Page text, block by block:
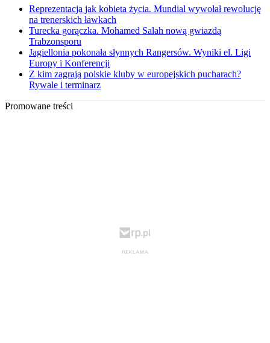
Reprezentacja jak kobieta życia. Mundial wywołał rewolucję
na trenerskich ławkach
Turecka gorączka. Mohamed Salah nową gwiazdą
Trabzonsporu
Jagiellonia pokonała słynnych Rangersów. Wyniki el. Ligi
Europy i Konferencji
Z kim zagrają polskie kluby w europejskich pucharach?
Rywale i terminarz
Promowane treści